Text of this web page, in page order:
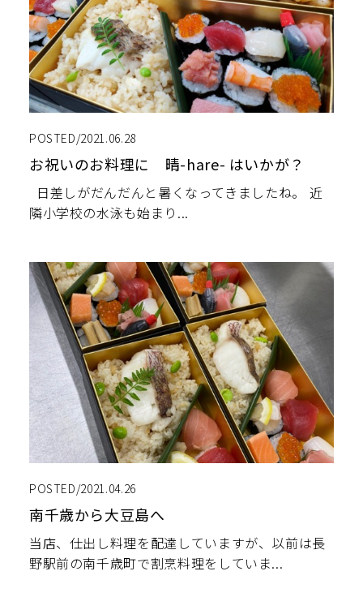
POSTED/2021.06.28
お祝いのお料理に 晴-hare- はいかが？
日差しがだんだんと暑くなってきましたね。 近
隣小学校の水泳も始まり...
POSTED/2021.04.26
南千歳から大豆島へ
当店、仕出し料理を配達していますが、以前は長
野駅前の南千歳町で割烹料理をしていま...